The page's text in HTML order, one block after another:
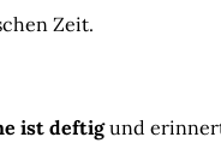
Zeit.
ist deftig und